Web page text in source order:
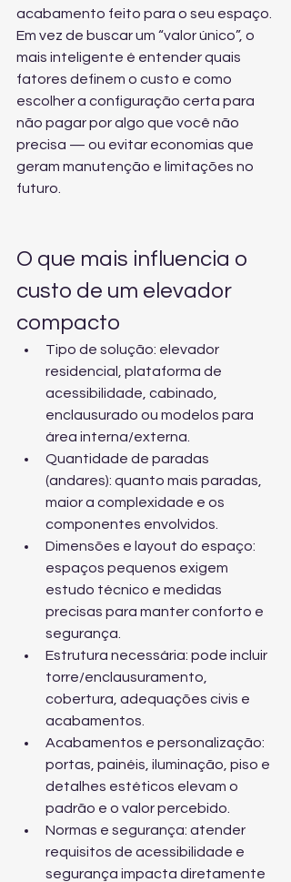
acabamento feito para o seu espaço.
Em vez de buscar um “valor único”, o
mais inteligente é entender quais
fatores definem o custo e como
escolher a configuração certa para
não pagar por algo que você não
precisa — ou evitar economias que
geram manutenção e limitações no
futuro.
O que mais influencia o
custo de um elevador
compacto
Tipo de solução: elevador
residencial, plataforma de
acessibilidade, cabinado,
enclausurado ou modelos para
área interna/externa.
Quantidade de paradas
(andares): quanto mais paradas,
maior a complexidade e os
componentes envolvidos.
Dimensões e layout do espaço:
espaços pequenos exigem
estudo técnico e medidas
precisas para manter conforto e
segurança.
Estrutura necessária: pode incluir
torre/enclausuramento,
cobertura, adequações civis e
acabamentos.
Acabamentos e personalização:
portas, painéis, iluminação, piso e
detalhes estéticos elevam o
padrão e o valor percebido.
Normas e segurança: atender
requisitos de acessibilidade e
segurança impacta diretamente